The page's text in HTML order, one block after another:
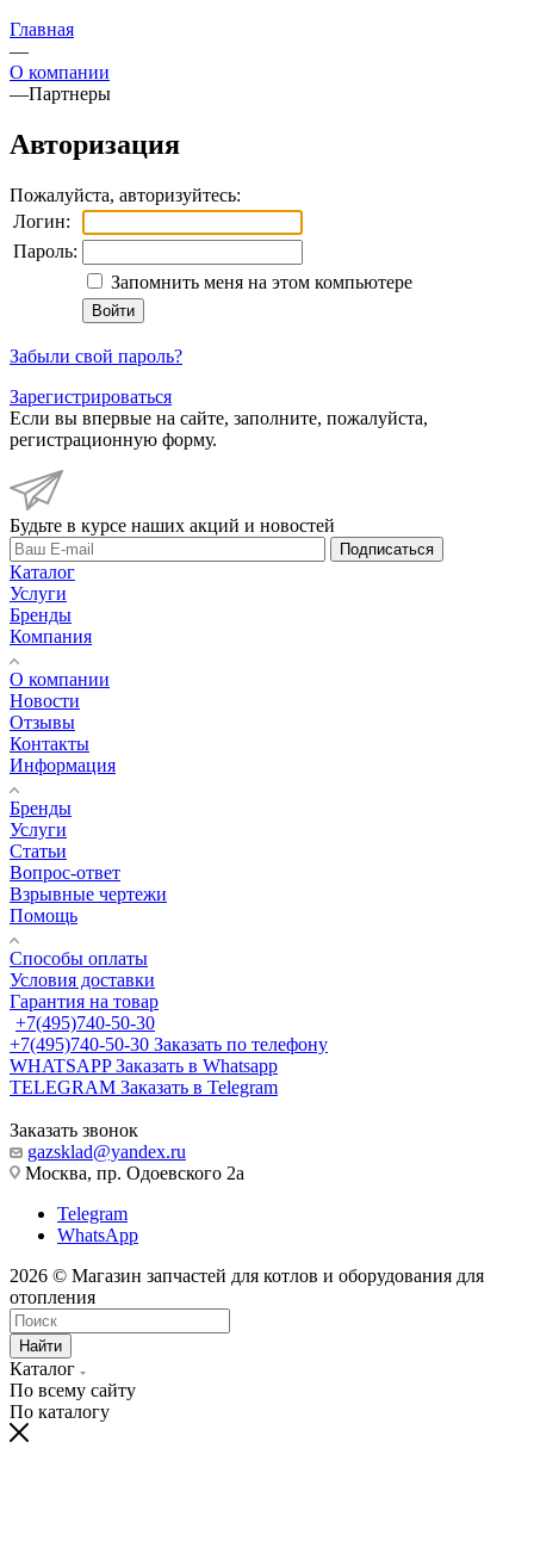
Главная
—
О компании
—Партнеры
Авторизация
Пожалуйста, авторизуйтесь:
Логин:
Пароль:
Запомнить меня на этом компьютере
Забыли свой пароль?
Зарегистрироваться
Если вы впервые на сайте, заполните, пожалуйста,
регистрационную форму.
Будьте в курсе наших акций и новостей
Подписаться
Каталог
Услуги
Бренды
Компания
О компании
Новости
Отзывы
Контакты
Информация
Бренды
Услуги
Статьи
Вопрос-ответ
Взрывные чертежи
Помощь
Способы оплаты
Условия доставки
Гарантия на товар
+7(495)740-50-30
+7(495)740-50-30 Заказать по телефону
WHATSAPP Заказать в Whatsapp
TELEGRAM Заказать в Telegram
Заказать звонок
gazsklad@yandex.ru
Москва, пр. Одоевского 2а
Telegram
WhatsApp
2026 © Магазин запчастей для котлов и оборудования для
отопления
Найти
Каталог
По всему сайту
По каталогу